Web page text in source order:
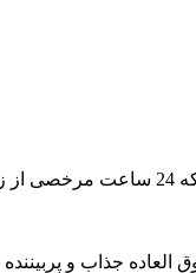
العاده جذاب و